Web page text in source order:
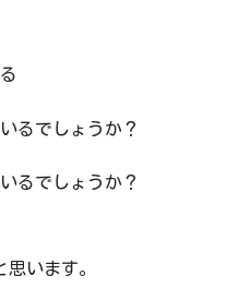
るでしょうか？
るでしょうか？
います。